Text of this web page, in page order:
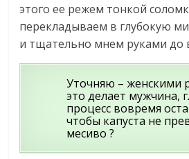
этого ее режем тонкой
перекладываем в глубокую
и тщательно мнем руками до
Уточняю – женскими
это делает мужчина,
процесс вовремя
чтобы капуста не
месиво ?